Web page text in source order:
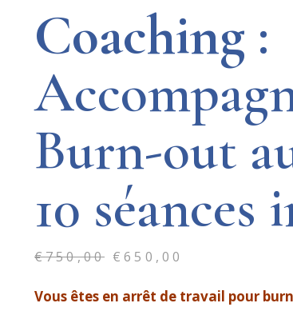
Coaching :
Burn-out
10
€750,00 €650,00
Vous êtes en arrêt de travail pour